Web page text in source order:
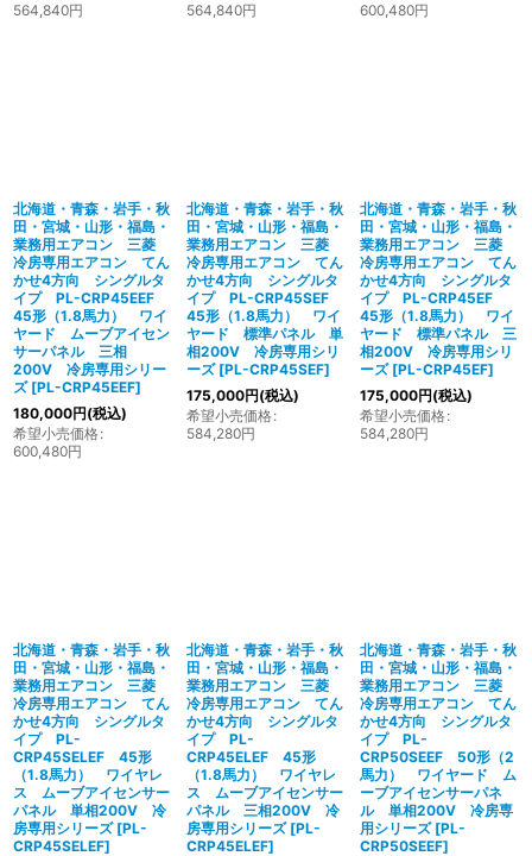
564,840円
564,840円
600,480円
北海道・青森・岩手・秋
田・宮城・山形・福島・
業務用エアコン 三菱
冷房専用エアコン てん
かせ4方向 シングルタ
イプ PL-CRP45EEF
45形（1.8馬力） ワイ
ヤード ムーブアイセン
サーパネル 三相
200V 冷房専用シリー
ズ [PL-CRP45EEF]
180,000円(税込)
希望小売価格:
600,480円
北海道・青森・岩手・秋
田・宮城・山形・福島・
業務用エアコン 三菱
冷房専用エアコン てん
かせ4方向 シングルタ
イプ PL-CRP45SEF
45形（1.8馬力） ワイ
ヤード 標準パネル 単
相200V 冷房専用シリ
ーズ [PL-CRP45SEF]
175,000円(税込)
希望小売価格:
584,280円
北海道・青森・岩手・秋
田・宮城・山形・福島・
業務用エアコン 三菱
冷房専用エアコン てん
かせ4方向 シングルタ
イプ PL-CRP45EF
45形（1.8馬力） ワイ
ヤード 標準パネル 三
相200V 冷房専用シリ
ーズ [PL-CRP45EF]
175,000円(税込)
希望小売価格:
584,280円
北海道・青森・岩手・秋
田・宮城・山形・福島・
業務用エアコン 三菱
冷房専用エアコン てん
かせ4方向 シングルタ
イプ PL-
CRP45SELEF 45形
（1.8馬力） ワイヤレ
ス ムーブアイセンサー
パネル 単相200V 冷
房専用シリーズ [PL-
CRP45SELEF]
北海道・青森・岩手・秋
田・宮城・山形・福島・
業務用エアコン 三菱
冷房専用エアコン てん
かせ4方向 シングルタ
イプ PL-
CRP45ELEF 45形
（1.8馬力） ワイヤレ
ス ムーブアイセンサー
パネル 三相200V 冷
房専用シリーズ [PL-
CRP45ELEF]
北海道・青森・岩手・秋
田・宮城・山形・福島・
業務用エアコン 三菱
冷房専用エアコン てん
かせ4方向 シングルタ
イプ PL-
CRP50SEEF 50形（2
馬力） ワイヤード ム
ーブアイセンサーパネ
ル 単相200V 冷房専
用シリーズ [PL-
CRP50SEEF]